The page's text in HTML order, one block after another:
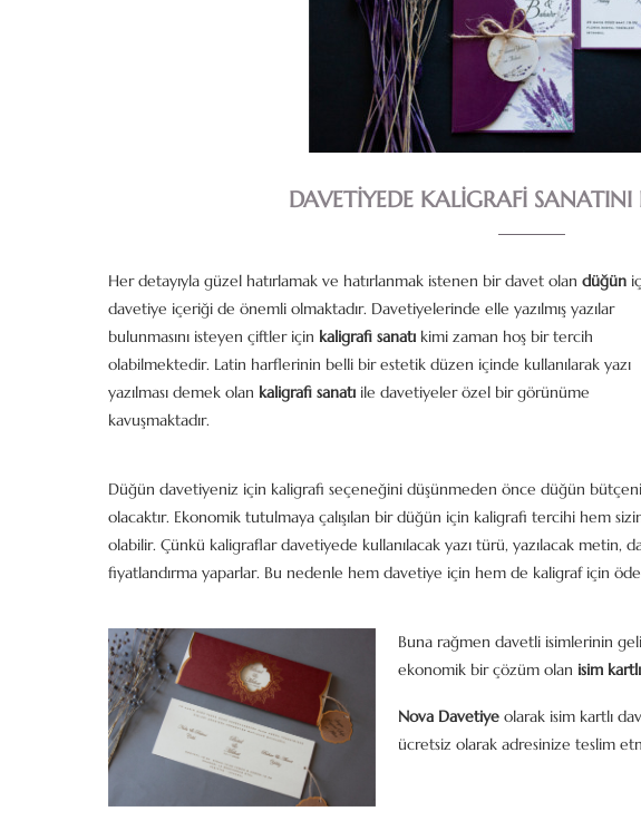
DAVETIYEDE KALIGRAFI
Her detayıyla güzel hatırlamak ve hatırlanmak istenen bir davet olan düğün
davetiye içeriği de önemli olmaktadır. Davetiyelerinde elle yazılmış yazılar
bulunmasını isteyen çiftler için kaligrafi sanatı kimi zaman hoş bir tercih
olabilmektedir. Latin harflerinin belli bir estetik düzen içinde kullanılarak yazı
yazılması demek olan kaligrafi sanatı ile davetiyeler özel bir görünüme
kavuşmaktadır.
Düğün davetiyeniz için kaligrafi seçeneğini düşünmeden önce düğün
olacaktır. Ekonomik tutulmaya çalışılan bir düğün için kaligrafi tercihi hem
olabilir. Çünkü kaligraflar davetiyede kullanılacak yazı türü, yazılacak metin,
fiyatlandırma yaparlar. Bu nedenle hem davetiye için hem de kaligraf için
Buna rağmen davetli isimlerinin
ekonomik bir çözüm olan isim
Nova Davetiyeolarak isim kartlı
ücretsiz olarak adresinize teslim